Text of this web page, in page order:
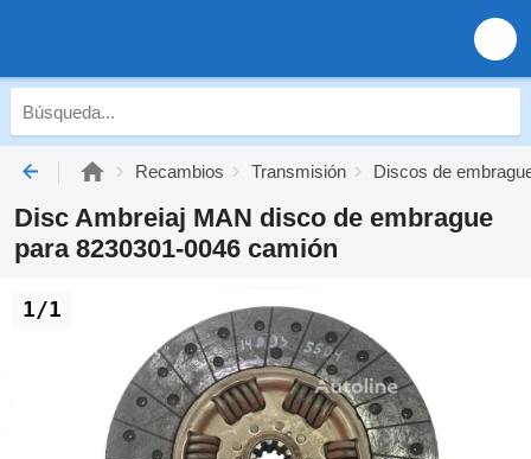
Recambios Transmisión Discos de
Disc Ambreiaj MAN disco de embrague
para 8230301-0046 camión
1/1